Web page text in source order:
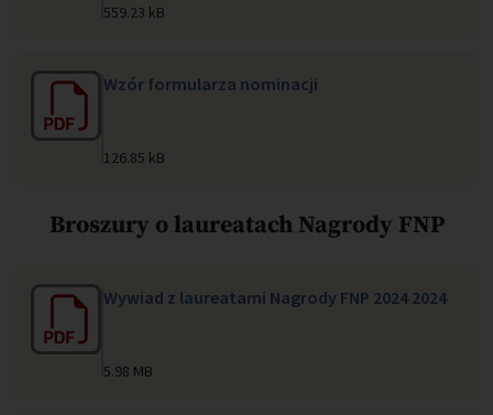
559.23 kB
Wzór formularza nominacji
126.85 kB
Broszury o laureatach Nagrody FNP
Wywiad z laureatami Nagrody FNP 2024 2024
5.98 MB